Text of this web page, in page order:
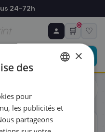
24-72h
🛒
0
♡
achat — notre équipe
×
des
pour
les publicités et
partageons